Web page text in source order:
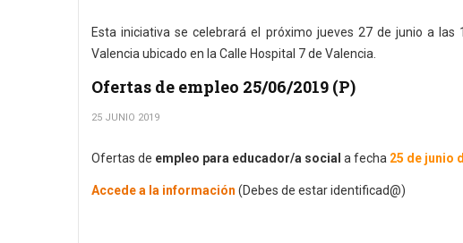
Esta iniciativa se celebrará el próximo jueves 27 de junio a
Valencia ubicado en la Calle Hospital 7 de Valencia.
Ofertas de empleo 25/06/2019 (P)
25 JUNIO 2019
Ofertas de empleo para educador/a social a fecha 25 de junio
Accede a la información (Debes de estar identificad@)